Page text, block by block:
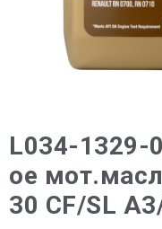
L034-1329-
ое
30 CF/SL